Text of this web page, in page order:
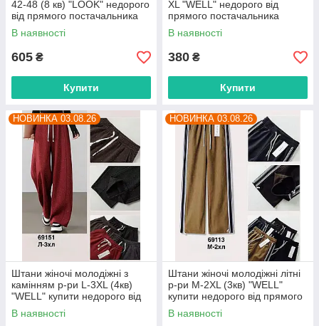
42-48 (8 кв) "LOOK" недорого
від прямого постачальника
В наявності
605 ₴
Купити
XL "WELL" недорого від
прямого постачальника
В наявності
380 ₴
Купити
НОВИНКА 03.08.26
Штани жіночі молодіжні з
камінням р-ри L-3XL (4кв)
"WELL" купити недорого від
прямого постачальника
В наявності
НОВИНКА 03.08.26
Штани жіночі молодіжні літні
р-ри M-2XL (3кв) "WELL"
купити недорого від прямого
постачальника
В наявності